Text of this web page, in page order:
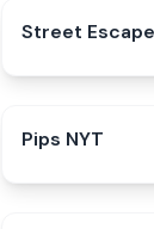
Street Escape
Pips NYT